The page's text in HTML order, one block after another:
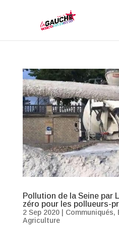
Pollution de la Seine par
zéro pour les pollueurs-
2 Sep 2020| Communiqués,
Agriculture